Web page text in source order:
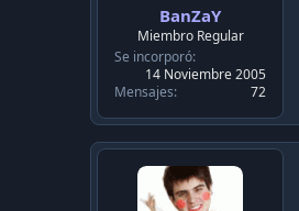
BanZaY
Miembro Regular
Se incorporó
14 Noviembre 2005
Mensajes
72